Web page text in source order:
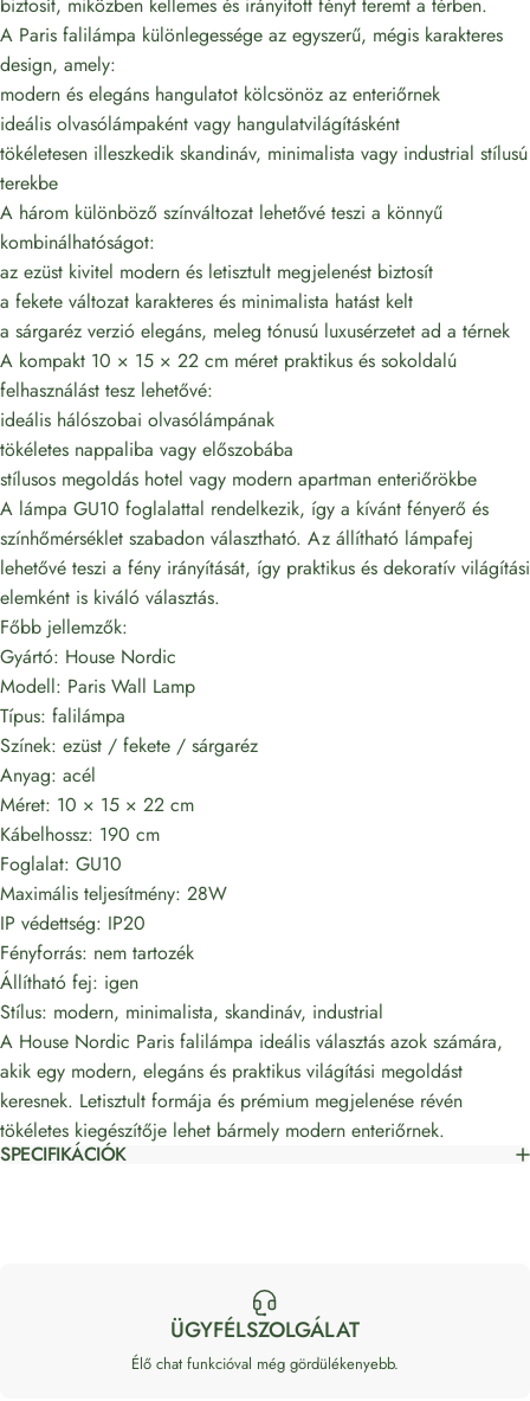
biztosít, miközben kellemes és irányított fényt teremt a térben.
A Paris falilámpa különlegessége az egyszerű, mégis karakteres
design, amely:
modern és elegáns hangulatot kölcsönöz az enteriőrnek
ideális olvasólámpaként vagy hangulatvilágításként
tökéletesen illeszkedik skandináv, minimalista vagy industrial stílusú
terekbe
A három különböző színváltozat lehetővé teszi a könnyű
kombinálhatóságot:
az ezüst kivitel modern és letisztult megjelenést biztosít
a fekete változat karakteres és minimalista hatást kelt
a sárgaréz verzió elegáns, meleg tónusú luxusérzetet ad a térnek
A kompakt 10 × 15 × 22 cm méret praktikus és sokoldalú
felhasználást tesz lehetővé:
ideális hálószobai olvasólámpának
tökéletes nappaliba vagy előszobába
stílusos megoldás hotel vagy modern apartman enteriőrökbe
A lámpa GU10 foglalattal rendelkezik, így a kívánt fényerő és
színhőmérséklet szabadon választható. Az állítható lámpafej
lehetővé teszi a fény irányítását, így praktikus és dekoratív világítási
elemként is kiváló választás.
Főbb jellemzők:
Gyártó: House Nordic
Modell: Paris Wall Lamp
Típus: falilámpa
Színek: ezüst / fekete / sárgaréz
Anyag: acél
Méret: 10 × 15 × 22 cm
Kábelhossz: 190 cm
Foglalat: GU10
Maximális teljesítmény: 28W
IP védettség: IP20
Fényforrás: nem tartozék
Állítható fej: igen
Stílus: modern, minimalista, skandináv, industrial
A House Nordic Paris falilámpa ideális választás azok számára,
akik egy modern, elegáns és praktikus világítási megoldást
keresnek. Letisztult formája és prémium megjelenése révén
tökéletes kiegészítője lehet bármely modern enteriőrnek.
SPECIFIKÁCIÓK
ÜGYFÉLSZOLGÁLAT
Élő chat funkcióval még gördülékenyebb.